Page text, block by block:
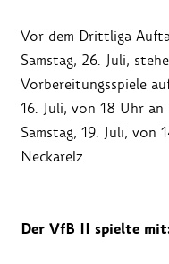
Vor dem Drittliga-
Samstag, 26. Juli,
Vorbereitungsspiele
16. Juli, von 18 Uhr an
Samstag, 19. Juli, von
Neckarelz.
Der VfB II spielte